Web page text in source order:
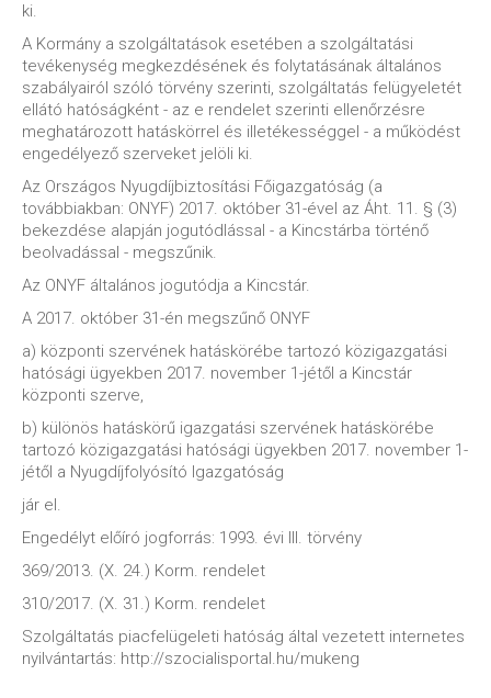
ki.
A Kormány a szolgáltatások esetében a szolgáltatási
tevékenység megkezdésének és folytatásának általános
szabályairól szóló törvény szerinti, szolgáltatás felügyeletét
ellátó hatóságként - az e rendelet szerinti ellenőrzésre
meghatározott hatáskörrel és illetékességgel - a működést
engedélyező szerveket jelöli ki.
Az Országos Nyugdíjbiztosítási Főigazgatóság (a
továbbiakban: ONYF) 2017. október 31-ével az Áht. 11. § (3)
bekezdése alapján jogutódlással - a Kincstárba történő
beolvadással - megszűnik.
Az ONYF általános jogutódja a Kincstár.
A 2017. október 31-én megszűnő ONYF
a) központi szervének hatáskörébe tartozó közigazgatási
hatósági ügyekben 2017. november 1-jétől a Kincstár
központi szerve,
b) különös hatáskörű igazgatási szervének hatáskörébe
tartozó közigazgatási hatósági ügyekben 2017. november 1-
jétől a Nyugdíjfolyósító Igazgatóság
jár el.
Engedélyt előíró jogforrás: 1993. évi III. törvény
369/2013. (X. 24.) Korm. rendelet
310/2017. (X. 31.) Korm. rendelet
Szolgáltatás piacfelügeleti hatóság által vezetett internetes
nyilvántartás: http://szocialisportal.hu/mukeng